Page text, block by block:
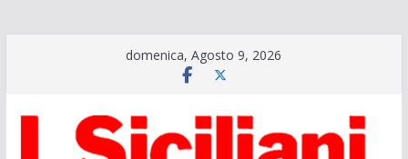
domenica, Agosto 9, 2026